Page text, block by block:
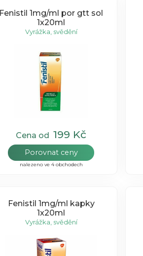
Fenistil 1mg/ml por gtt sol
1x20ml
Vyrážka, svědění
Cena od 199 Kč
Porovnat ceny
nalezeno ve 4 obchodech
Fenistil 1mg/ml kapky
1x20ml
Vyrážka, svědění